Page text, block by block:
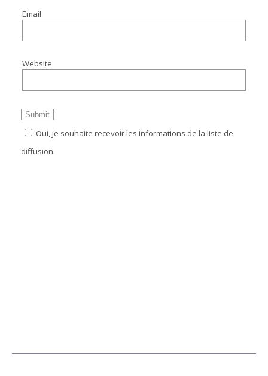
Email
Website
Oui, je souhaite recevoir les informations de la liste de
diffusion.